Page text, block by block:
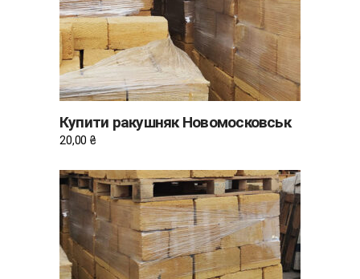
Купити ракушняк Новомосковськ
20,00 ₴